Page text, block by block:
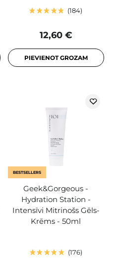
184
12,60 €
PIEVIENOT GROZAM
BESTSELLERS
Geek&Gorgeous -
Hydration Station -
Intensīvi Mitrinošs Gēls-
Krēms - 50ml
176